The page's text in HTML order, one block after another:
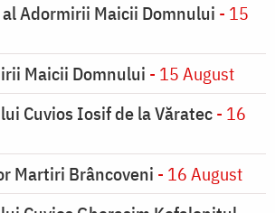
Adormirii Maicii Domnului - 15
Maicii Domnului - 15 August
Cuvios Iosif de la Văratec- 16
Martiri Brâncoveni - 16 August